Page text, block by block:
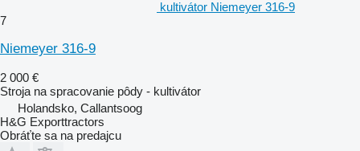
kultivátor Niemeyer 316-9
7
Niemeyer 316-9
2 000 €
Stroja na spracovanie pôdy - kultivátor
Holandsko, Callantsoog
H&G Exporttractors
Obráťte sa na predajcu